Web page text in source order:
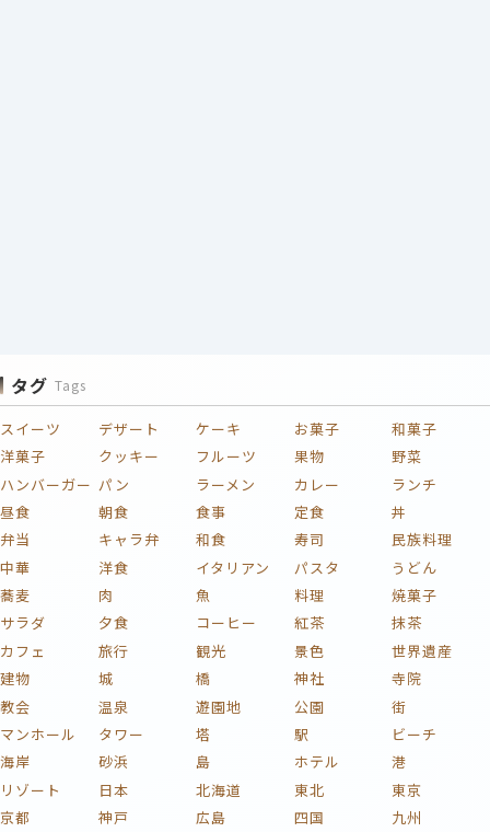
タグ Tags
スイーツ デザート ケーキ お菓子
和菓子
洋菓子
クッキー フルーツ 果物
野菜
ハンバーガー パン ラーメン カレー
ランチ
昼食
朝食 食事 定食
丼
弁当
キャラ弁 和食 寿司
民族料理
中華
洋食 イタリアン パスタ
うどん
蕎麦
肉 魚 料理
焼菓子
サラダ
夕食 コーヒー 紅茶
抹茶
カフェ
旅行 観光 景色
世界遺産
建物
城 橋 神社
寺院
教会
温泉 遊園地 公園
街
マンホール
タワー 塔 駅
ビーチ
海岸
砂浜 島 ホテル
港
リゾート
日本 北海道 東北
東京
京都
神戸 広島 四国
九州